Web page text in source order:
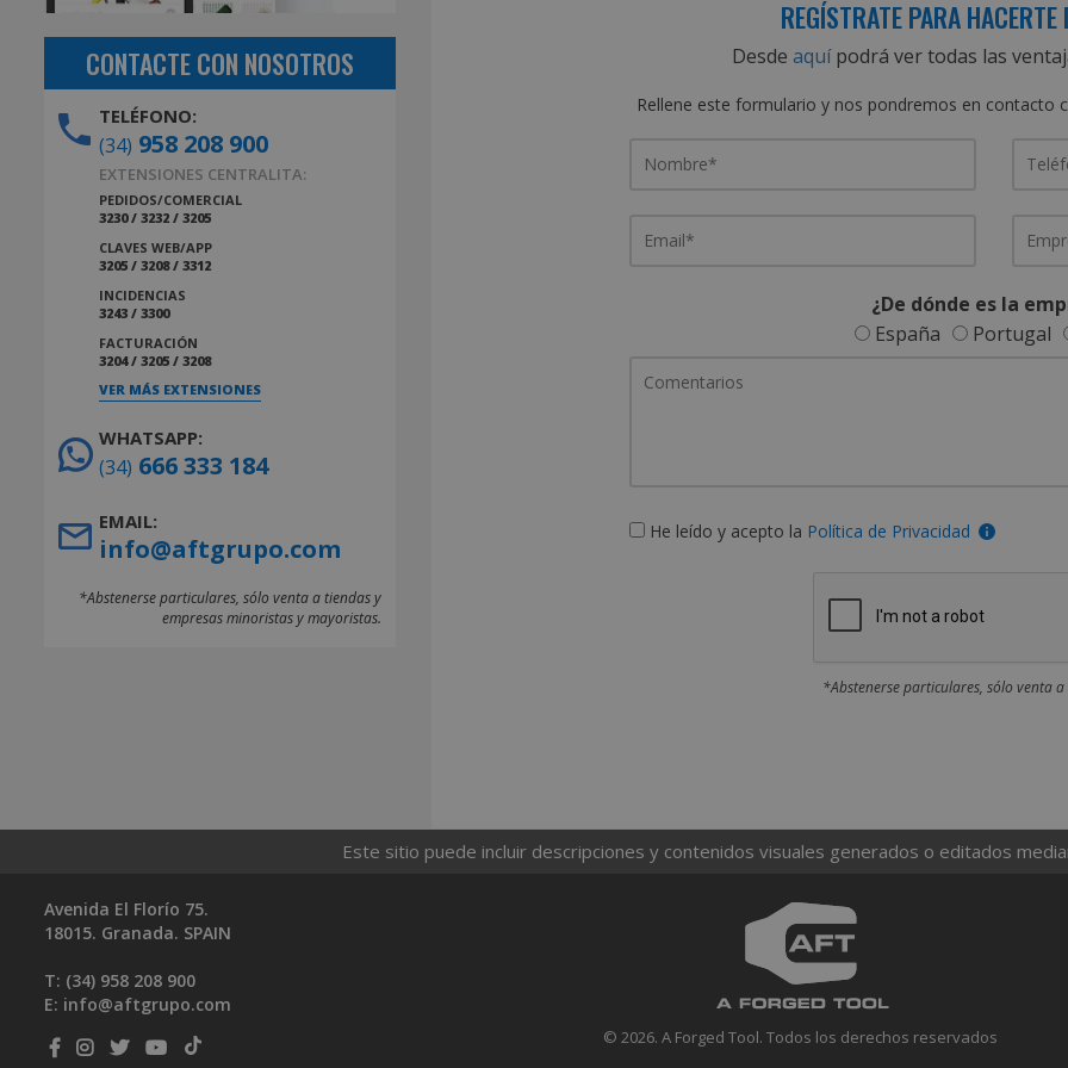
REGÍSTRATE PARA
Desdeaquípodrá ver todas las
Rellene este formulario y nos pondremos en contacto
¿De dónde es la
España
Portugal
He leído y acepto la Política de Privacidad
*Abstenerse particulares, sólo venta
CONTACTE CON NOSOTROS
TELÉFONO:
(34) 958 208 900
EXTENSIONES CENTRALITA:
PEDIDOS/COMERCIAL
3230 / 3232 / 3205
CLAVES WEB/APP
3205 / 3208 / 3312
INCIDENCIAS
3243 / 3300
FACTURACIÓN
3204 / 3205 / 3208
VER MÁS EXTENSIONES
WHATSAPP:
(34) 666 333 184
EMAIL:
info@aftgrupo.com
*Abstenerse particulares, sólo venta a tiendas y
empresas minoristas y mayoristas.
Este sitio puede incluir descripciones y contenidos visuales generados o editados
© 2026. A Forged Tool. Todos los derechos reservados
Avenida El Florío 75.
18015. Granada. SPAIN
T: (34) 958 208 900
E: info@aftgrupo.com